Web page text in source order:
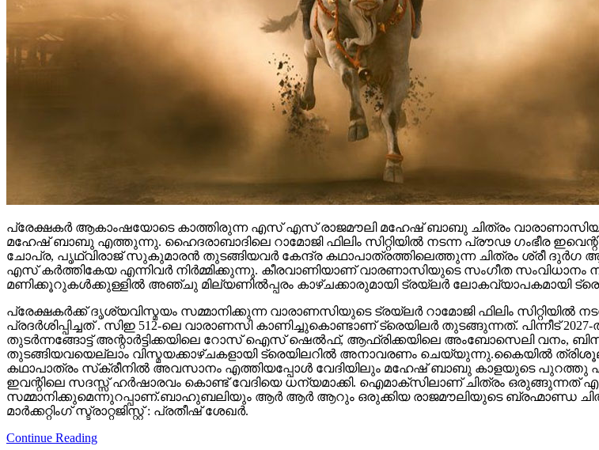
പ്രേക്ഷകർ ആകാംഷയോടെ കാത്തിരുന്ന എസ് എസ് രാജമൗലി മഹേഷ് ബാബു ചിത്രം
മഹേഷ് ബാബു എത്തുന്നു. ഹൈദരാബാദിലെ റാമോജി ഫിലിം സിറ്റിയിൽ നടന്ന പ്രൗഢ ഗംഭീര
ചോപ്ര, പൃഥ്വിരാജ് സുകുമാരൻ തുടങ്ങിയവർ കേന്ദ്ര കഥാപാത്രത്തിലെത്തുന്ന ചിത്രം ശ്രീ
എസ് കർത്തികേയ എന്നിവർ നിർമ്മിക്കുന്നു. കീരവാണിയാണ് വാരണാസിയുടെ സംഗീത സംവിധാനം
മണിക്കൂറുകൾക്കുള്ളിൽ അഞ്ചു മില്യണിൽപ്പരം കാഴ്ചക്കാരുമായി ട്രയ്ലർ ലോകവ്യാപകമായി
പ്രേക്ഷകർക്ക് ദൃശ്യവിസ്മയം സമ്മാനിക്കുന്ന വാരാണസിയുടെ ട്രയ്ലർ റാമോജി ഫിലിം സിറ്റിയിൽ
പ്രദർശിപ്പിച്ചത് . സിഇ 512-ലെ വാരാണസി കാണിച്ചുകൊണ്ടാണ് ട്രെയിലര്‍ തുടങ്ങുന്നത്. പിന്നീട്
തുടര്‍ന്നങ്ങോട്ട് അന്റാര്‍ട്ടിക്കയിലെ റോസ് ഐസ് ഷെല്‍ഫ്, ആഫ്രിക്കയിലെ അംബോസെലി വനം,
തുടങ്ങിയവയെല്ലാം വിസ്മയക്കാഴ്ചകളായി ട്രെയിലറില്‍ അനാവരണം ചെയ്യുന്നു.കൈയില്‍
കഥാപാത്രം സ്‌ക്രീനിൽ അവസാനം എത്തിയപ്പോൾ വേദിയിലും മഹേഷ് ബാബു കാളയുടെ പുറത്തു
ഇവന്റിലെ സദസ്സ് ഹർഷാരവം കൊണ്ട് വേദിയെ ധന്യമാക്കി. ഐമാക്‌സിലാണ് ചിത്രം ഒരുങ്ങുന്നത്
സമ്മാനിക്കുമെന്നുറപ്പാണ്.ബാഹുബലിയും ആർ ആർ ആറും ഒരുക്കിയ രാജമൗലിയുടെ ബ്രഹ്മാണ്ഡ
മാർക്കറ്റിംഗ് സ്ട്രാറ്റജിസ്റ്റ് : പ്രതീഷ് ശേഖർ.
Continue Reading